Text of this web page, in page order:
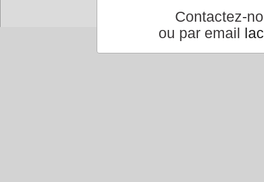
Contactez-
ou par email